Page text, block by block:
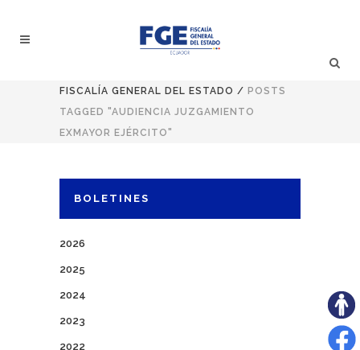
FISCALÍA GENERAL DEL ESTADO / POSTS
TAGGED "AUDIENCIA JUZGAMIENTO
EXMAYOR EJÉRCITO"
BOLETINES
2026
2025
2024
2023
2022